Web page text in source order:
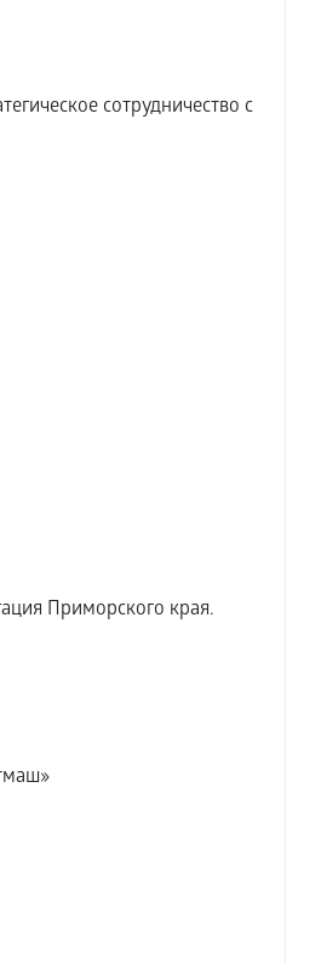
сотрудничество с
Приморского края.